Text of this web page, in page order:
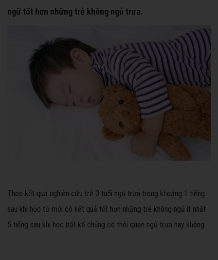
ngữ tốt hơn những trẻ không ngủ trưa.
Theo kết quả nghiên cứu trẻ 3 tuổi ngủ trưa trong khoảng 1 tiếng
sau khi học từ mới có kết quả tốt hơn những trẻ không ngủ ít nhất
5 tiếng sau khi học bất kể chúng có thói quen ngủ trưa hay không.